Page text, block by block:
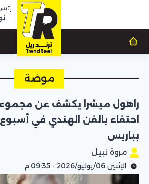
موضة
احتفاء بالفن الهندي في
بباريس
مروة نبيل
الإثنين 06/يوليو/2026 - 09:35 م